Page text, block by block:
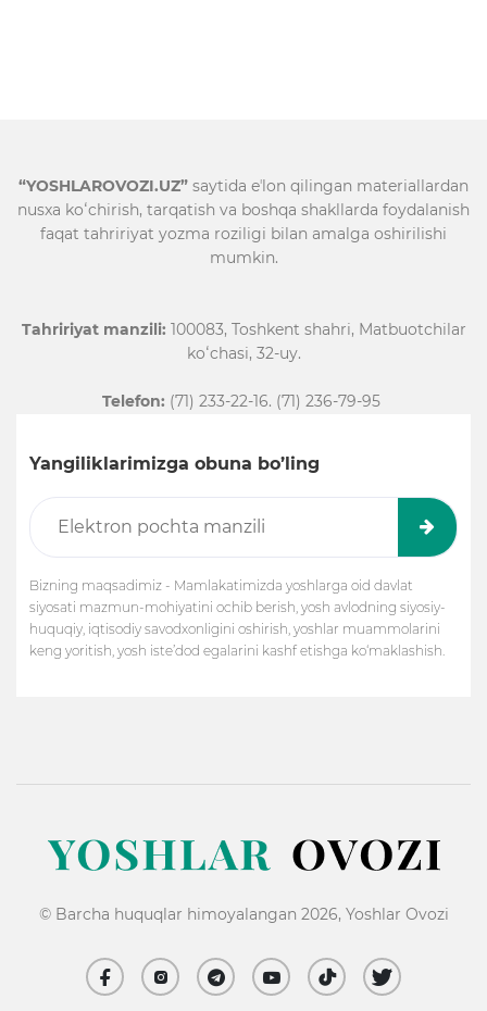
“YOSHLAROVOZI.UZ” saytida eʼlon qilingan materiallardan
nusxa koʻchirish, tarqatish va boshqa shakllarda foydalanish
faqat tahririyat yozma roziligi bilan amalga oshirilishi
mumkin.
Tahririyat manzili: 100083, Toshkent shahri, Matbuotchilar
koʻchasi, 32-uy.
Telefon: (71) 233-22-16. (71) 236-79-95
Yangiliklarimizga obuna bo’ling
Bizning maqsadimiz - Mamlakatimizda yoshlarga oid davlat
siyosati mazmun-mohiyatini ochib berish, yosh avlodning siyosiy-
huquqiy, iqtisodiy savodxonligini oshirish, yoshlar muammolarini
keng yoritish, yosh iste’dod egalarini kashf etishga ko‘maklashish.
© Barcha huquqlar himoyalangan 2026, Yoshlar Ovozi